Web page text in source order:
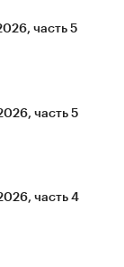
часть 5
часть 5
часть 4